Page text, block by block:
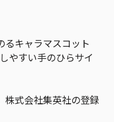
るキャラマスコット
やすい手のひらサイ
式会社集英社の登録